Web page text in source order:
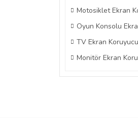
Motosiklet Ekran
Oyun Konsolu
TV Ekran Koruyucu
Monitör Ekran